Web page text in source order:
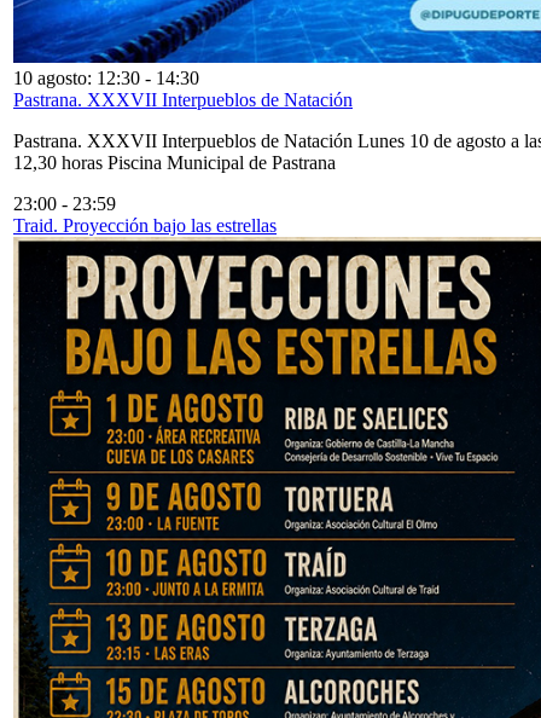
10 agosto: 12:30 - 14:30
Pastrana. XXXVII Interpueblos de Natación
Pastrana. XXXVII Interpueblos de Natación Lunes 10 de agosto a
12,30 horas Piscina Municipal de Pastrana
23:00 - 23:59
Traid. Proyección bajo las estrellas